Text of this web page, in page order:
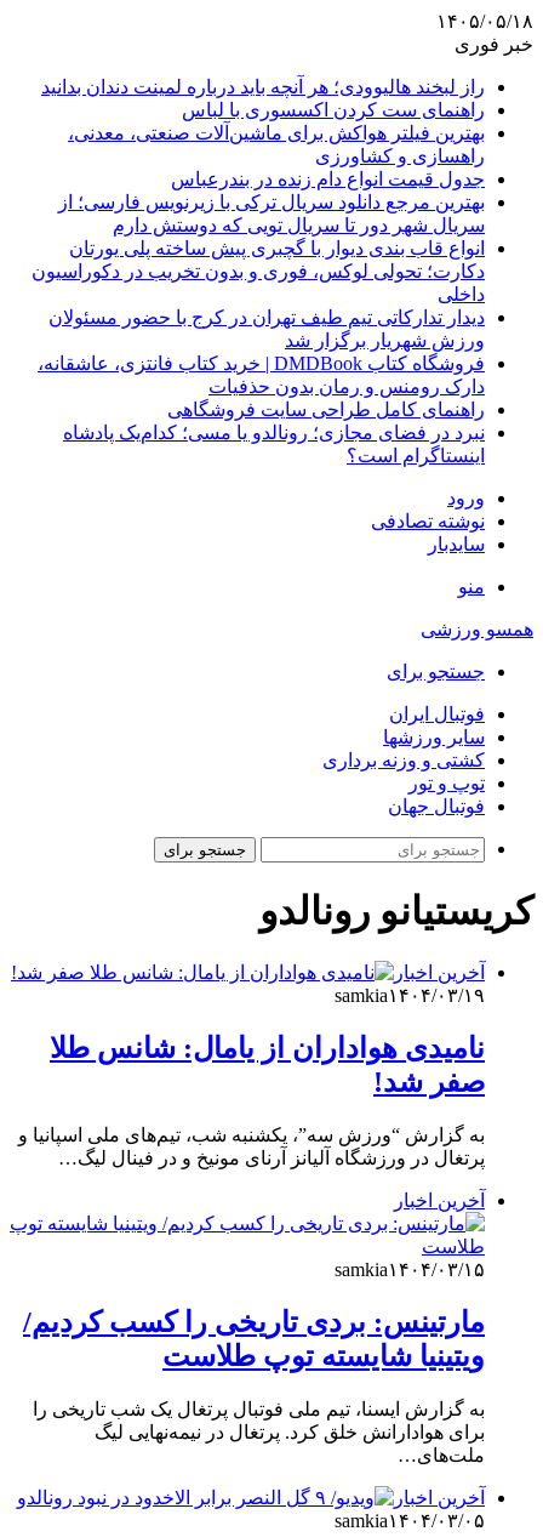
۱۴۰۵/۰۵/۱۸
خبر فوری
راز لبخند هالیوودی؛ هر آنچه باید درباره لمینت دندان بدانید
راهنمای ست کردن اکسسوری با لباس
بهترین فیلتر هواکش برای ماشین‌آلات صنعتی، معدنی،
راهسازی و کشاورزی
جدول قیمت انواع دام زنده در بندرعباس
بهترین مرجع دانلود سریال ترکی با زیرنویس فارسی؛ از
سریال شهر دور تا سریال تویی که دوستش دارم
انواع قاب بندی دیوار با گچبری پیش ساخته پلی یورتان
دکارت؛ تحولی لوکس، فوری و بدون تخریب در دکوراسیون
داخلی
دیدار تدارکاتی تیم طیف تهران در کرج با حضور مسئولان
ورزش شهریار برگزار شد
فروشگاه کتاب DMDBook | خرید کتاب فانتزی، عاشقانه،
دارک رومنس و رمان بدون حذفیات
راهنمای کامل طراحی سایت فروشگاهی
نبرد در فضای مجازی؛ رونالدو یا مسی؛ کدام‌یک پادشاه
اینستاگرام است؟
ورود
نوشته تصادفی
سایدبار
منو
همسو ورزشی
جستجو برای
فوتبال ایران
سایر ورزشها
کشتی و وزنه برداری
توپ و تور
فوتبال جهان
جستجو برای
کریستیانو رونالدو
آخرین اخبار
samkia۱۴۰۴/۰۳/۱۹
نامیدی هواداران از یامال: شانس طلا
صفر شد!
به گزارش “ورزش سه”، یکشنبه شب، تیم‌های ملی اسپانیا و
پرتغال در ورزشگاه آلیانز آرنای مونیخ و در فینال لیگ…
آخرین اخبار
samkia۱۴۰۴/۰۳/۱۵
مارتینس: بردی تاریخی را کسب کردیم/
ویتینیا شایسته توپ طلاست
به گزارش ایسنا، تیم ملی فوتبال پرتغال یک شب تاریخی را
برای هوادارانش خلق کرد. پرتغال در نیمه‌نهایی لیگ
ملت‌های…
آخرین اخبار
samkia۱۴۰۴/۰۳/۰۵